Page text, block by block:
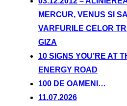
MERCUR, VENUS SI
VARFURILE CELOR
GIZA
10 SIGNS YOU’RE AT
ENERGY ROAD
100 DE OAMENI…
11.07.2026